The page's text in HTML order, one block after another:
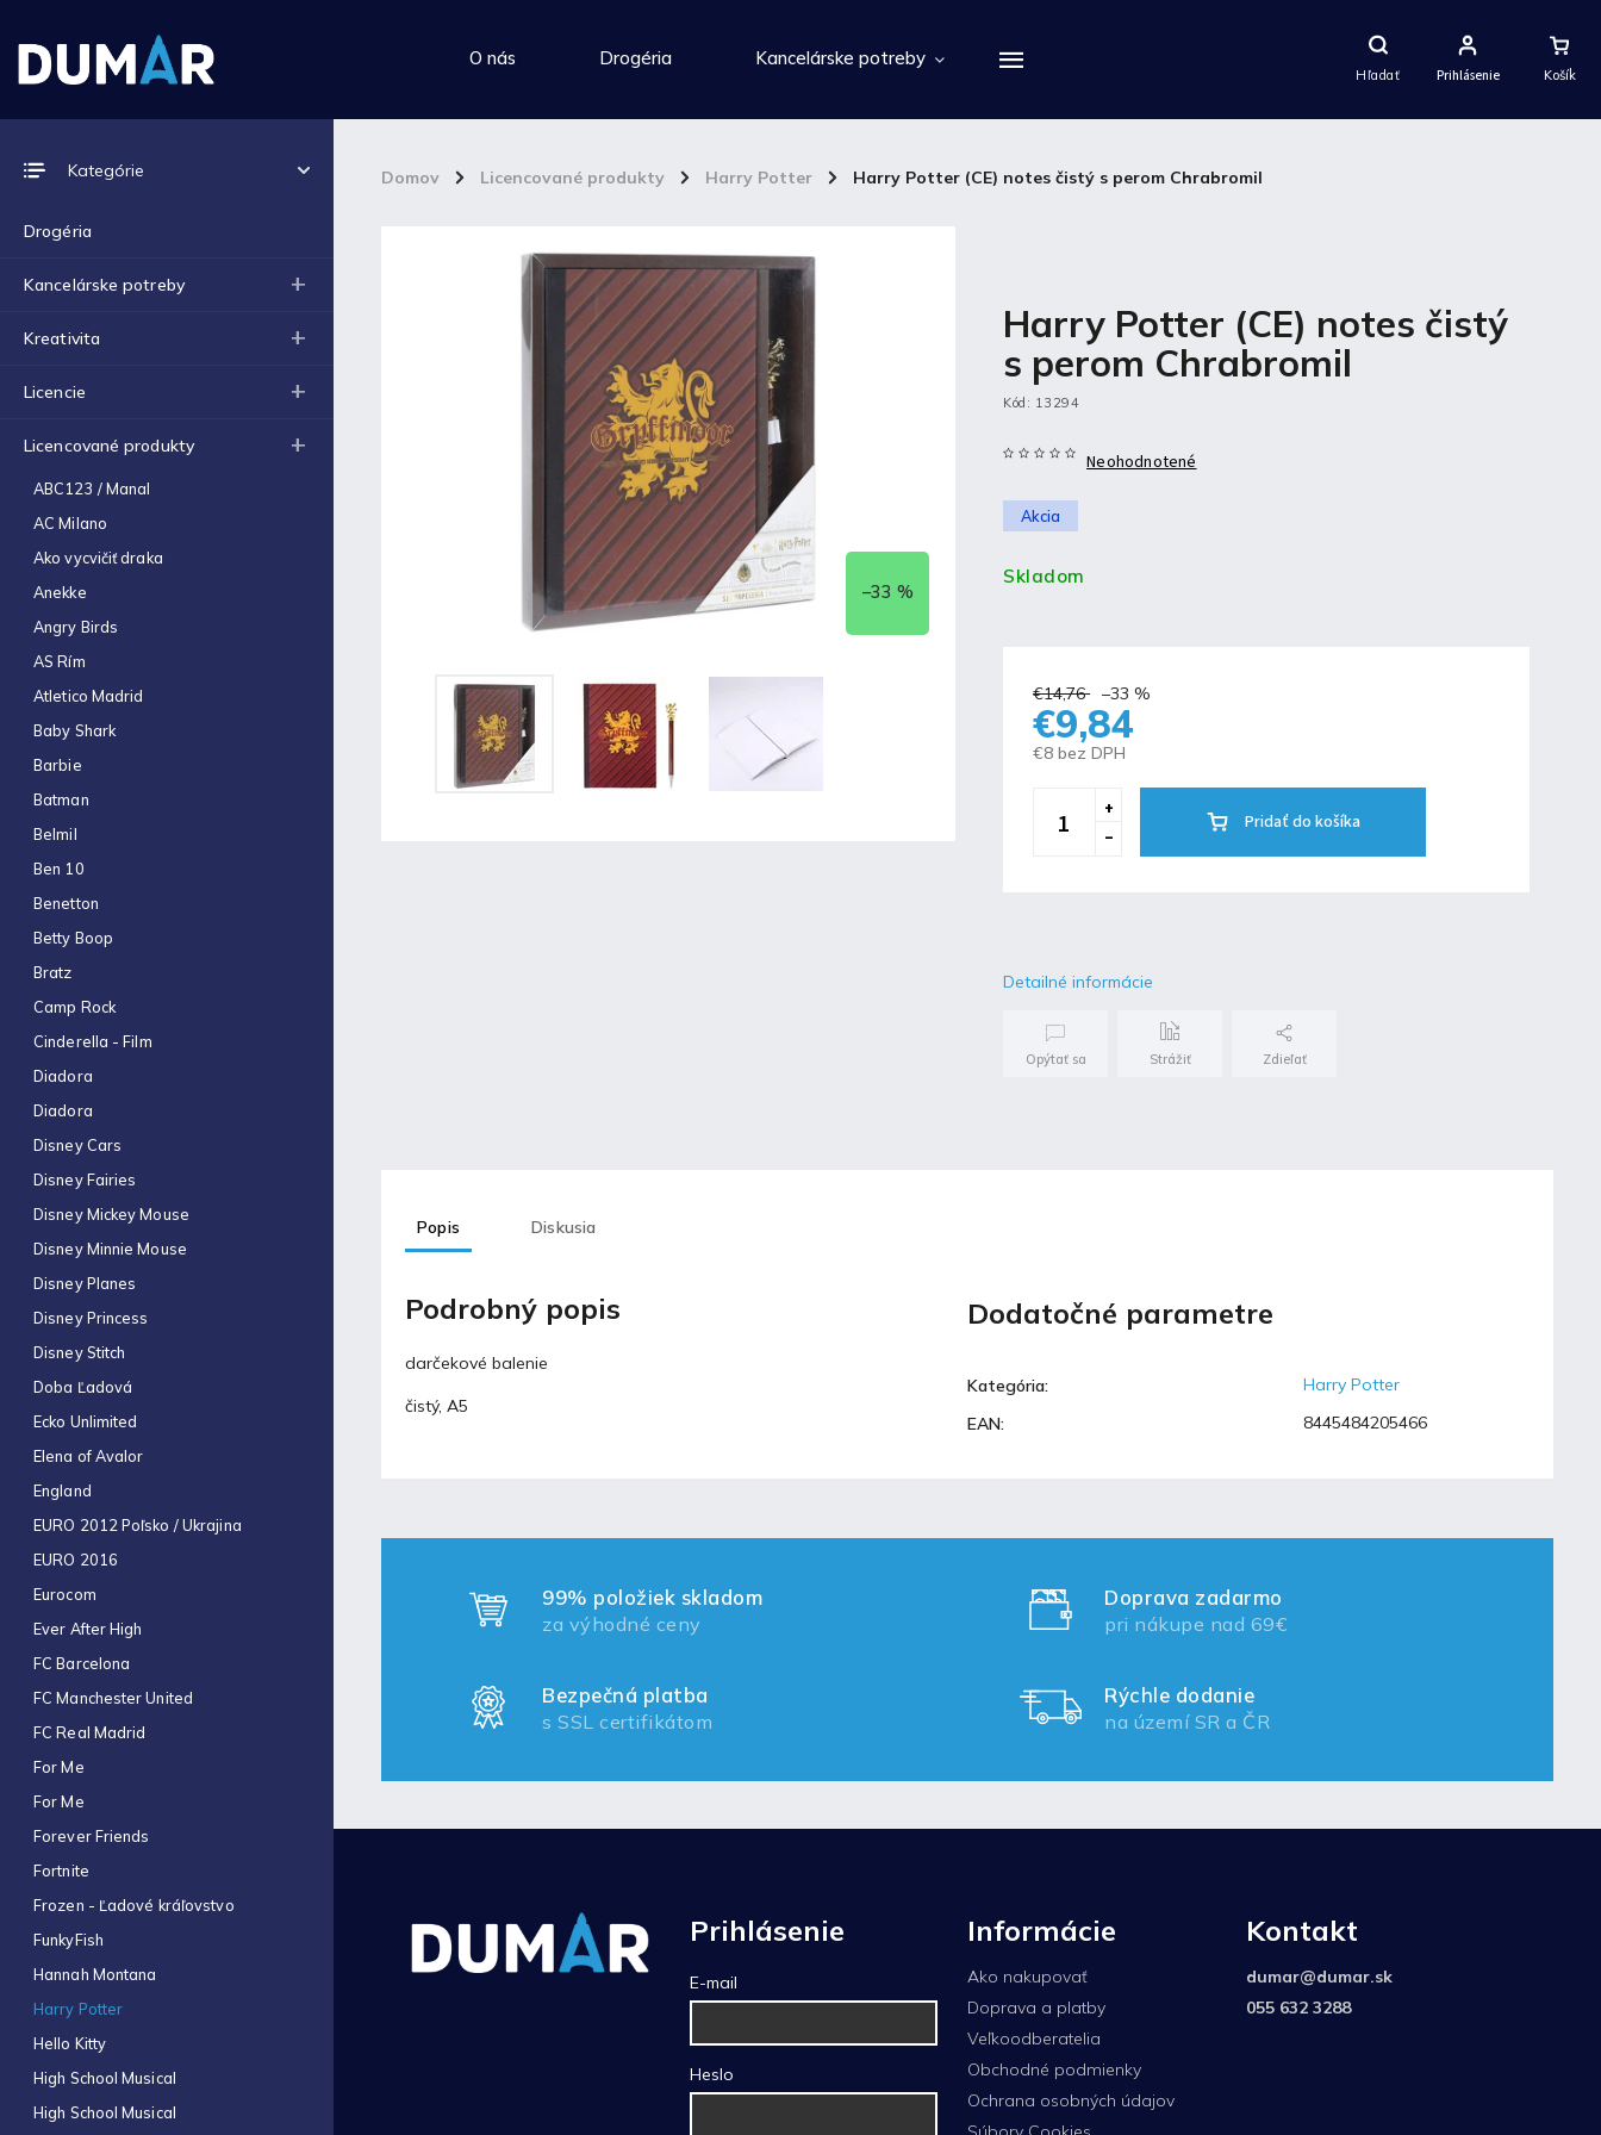
Hľadať
Nákupný
Košík
Prihlásenie
O nás Drogéria Kancelárske potreby
Domov / Licencované produkty / Harry Potter / Harry Potter (CE) notes čistý s perom Chrabromil
Kategórie
Drogéria
Kancelárske potreby
Kreativita
Licencie
Licencované produkty
ABC123 / Manal
AC Milano
Ako vycvičiť draka
Anekke
Angry Birds
AS Rím
Atletico Madrid
Baby Shark
Barbie
Batman
Belmil
Ben 10
Benetton
Betty Boop
Bratz
Camp Rock
Cinderella - Film
Diadora
Diadora
Disney Cars
Disney Fairies
Disney Mickey Mouse
Disney Minnie Mouse
Disney Planes
Disney Princess
Disney Stitch
Doba Ľadová
Ecko Unlimited
Elena of Avalor
England
EURO 2012 Poľsko / Ukrajina
EURO 2016
Eurocom
Ever After High
FC Barcelona
FC Manchester United
FC Real Madrid
For Me
For Me
Forever Friends
Fortnite
Frozen - Ľadové kráľovstvo
FunkyFish
Hannah Montana
Harry Potter
Hello Kitty
High School Musical
High School Musical
1ks
Výkres školský A3 (180g) -
€0,12
€0,22
0,7mm modrá
Zošit 523
€0,31
zásobníkom Antilop 5027
€0,86
€0,70
Obálka C4 (1ks)
€0,16
Obal na zošit A4 hrubý
Blog
Fortnite produkty za
špeciálne ceny!
30.11.2021
Labková patrola vo filme
17.5.2021
Laminovacia fólia a ich
využitie
17.5.2021
–33 %
Harry Potter (CE) notes čistý
s perom Chrabromil
Kód: 13294
Akcia
Neohodnotené
Skladom
€14,76 –33 %
€9,84
€8 bez DPH
Pridať do košíka
Detailné informácie
Opýtať sa Strážiť Zdieľať
Popis Diskusia
Podrobný popis
darčekové balenie
čistý, A5
Dodatočné parametre
Kategória:
Harry Potter
EAN: 8445484205466
99% položiek skladom
za výhodné ceny
Doprava zadarmo
pri nákupe nad 69€
Bezpečná platba
s SSL certifikátom
Rýchle dodanie
na území SR a ČR
Prihlásenie
E-mail
Heslo
Informácie
Ako nakupovať
Doprava a platby
Veľkoodberatelia
Obchodné podmienky
Ochrana osobných údajov
Kontakt
dumar@dumar.sk
055 632 3288